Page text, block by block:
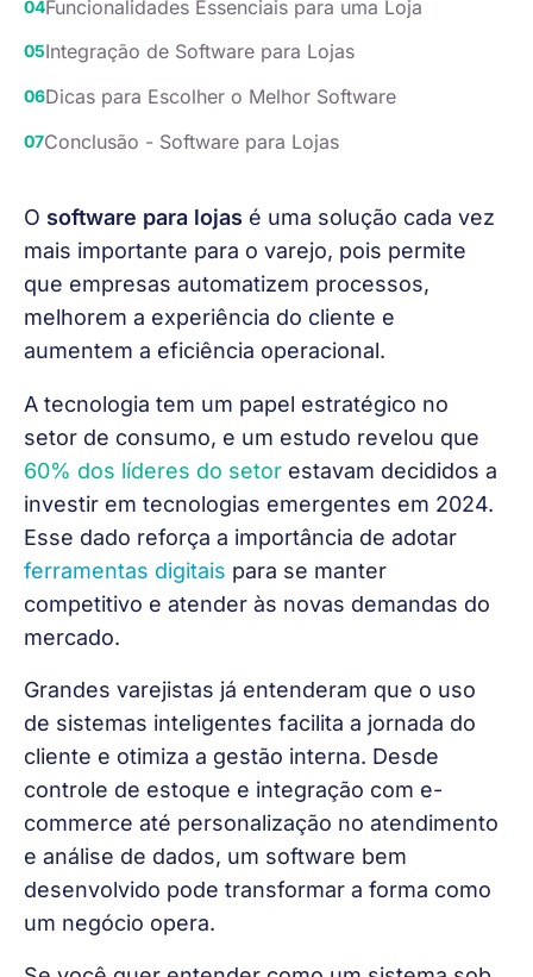
Funcionalidades Essenciais para uma Loja
Integração de Software para Lojas
Dicas para Escolher o Melhor Software
Conclusão - Software para Lojas
O software para lojas é uma solução cada vez
mais importante para o varejo, pois permite
que empresas automatizem processos,
melhorem a experiência do cliente e
aumentem a eficiência operacional.
A tecnologia tem um papel estratégico no
setor de consumo, e um estudo revelou que
60% dos líderes do setor estavam decididos a
investir em tecnologias emergentes em 2024.
Esse dado reforça a importância de adotar
ferramentas digitais para se manter
competitivo e atender às novas demandas do
mercado.
Grandes varejistas já entenderam que o uso
de sistemas inteligentes facilita a jornada do
cliente e otimiza a gestão interna. Desde
controle de estoque e integração com e-
commerce até personalização no atendimento
e análise de dados, um software bem
desenvolvido pode transformar a forma como
um negócio opera.